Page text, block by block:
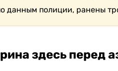
данным полиции, ранены
здесь перед